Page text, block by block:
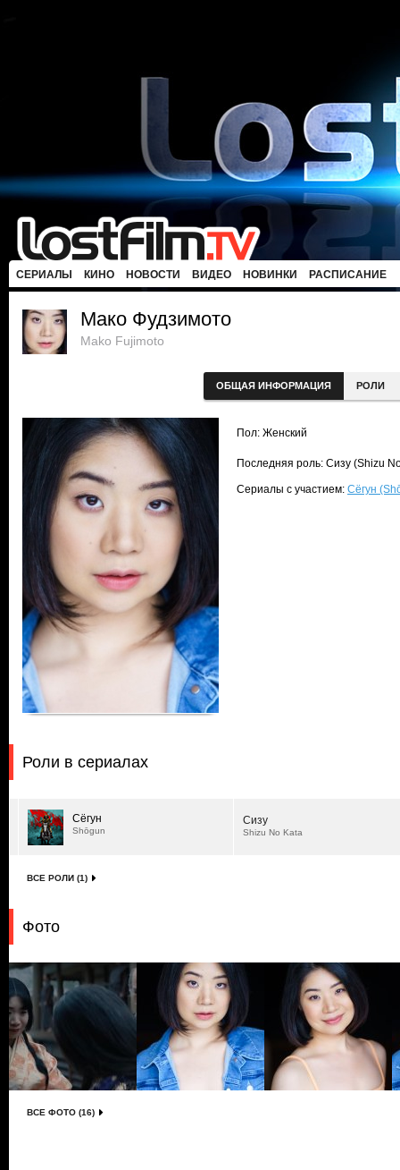
СЕРИАЛЫ КИНО НОВОСТИ ВИДЕО НОВИНКИ РАСПИСАНИЕ
Мако Фудзимото
Mako Fujimoto
ОБЩАЯ ИНФОРМАЦИЯ РОЛИ
Пол: Женский
Последняя роль: Сизу (Shizu
Сериалы с участием: Сёгун
Роли в сериалах
Сёгун
Shōgun
Сизу
Shizu No Kata
ВСЕ РОЛИ (1)
Фото
ВСЕ ФОТО (16)